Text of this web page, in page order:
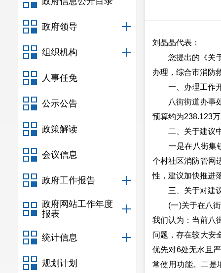
政府领导
组织机构
人事任免
公示公告
政策解读
会议信息
政府工作报告
政府网站工作年度
报表
统计信息
规划计划
刘晶晶代表：
您提出的《关于
办理，综合市消防
一、办理工作
八街街道办事处
预算约为238.123
二、关于建议中
一是在八街集镇
个村社区消防管网
性，建议加快推进
三、关于对建议
(一)关于在八街
我们认为：当前八
问题，存在较大安
优先对6处无水且
常使用功能。二是